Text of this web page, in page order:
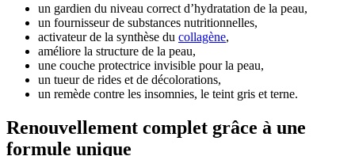
un gardien du niveau correct d’hydratation de la peau,
un fournisseur de substances nutritionnelles,
activateur de la synthèse du collagène,
améliore la structure de la peau,
une couche protectrice invisible pour la peau,
un tueur de rides et de décolorations,
un remède contre les insomnies, le teint gris et terne.
Renouvellement complet grâce à une
formule unique